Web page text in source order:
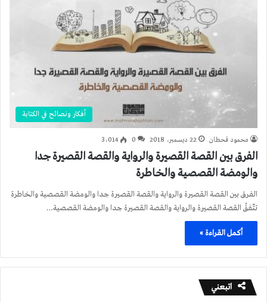
أفكار ونصائح في الكتابة
محمود قحطان 22 ديسمبر، 2018 0 3٬014
الفرق بين القصة القصيرة والرواية والقصة القصيرة جدا
والومضة القصصية والخاطرة
الفرق بين القصة القصيرة والرواية والقصة القصيرة جدا والومضة القصصية والخاطرة
تتّفقُ القصة القصيرة والرواية والقصة القصيرة جدا والومضة القصصية…
أكمل القراءة »
اتبعني